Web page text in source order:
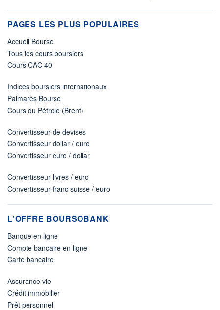
PAGES LES PLUS POPULAIRES
Accueil Bourse
Tous les cours boursiers
Cours CAC 40
Indices boursiers internationaux
Palmarès Bourse
Cours du Pétrole (Brent)
Convertisseur de devises
Convertisseur dollar / euro
Convertisseur euro / dollar
Convertisseur livres / euro
Convertisseur franc suisse / euro
L'OFFRE BOURSOBANK
Banque en ligne
Compte bancaire en ligne
Carte bancaire
Assurance vie
Crédit immobilier
Prêt personnel